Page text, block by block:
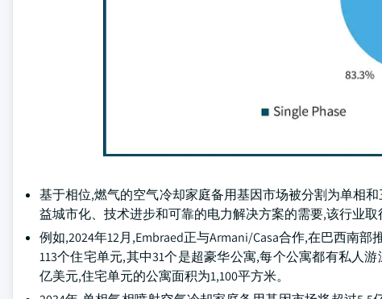
基于相位,燃气的空气冷却家庭备用基因市场被分割为单相
益城市化、技术进步和可靠的电力解决方案的需要,该行业取
例如,2024年12月,Embraed正与Armani/Casa合作,在巴西南
113个住宅单元,其中31个是超豪华公寓,每个公寓都有私人
亿美元,住宅单元的公寓面积为1,100平方米。